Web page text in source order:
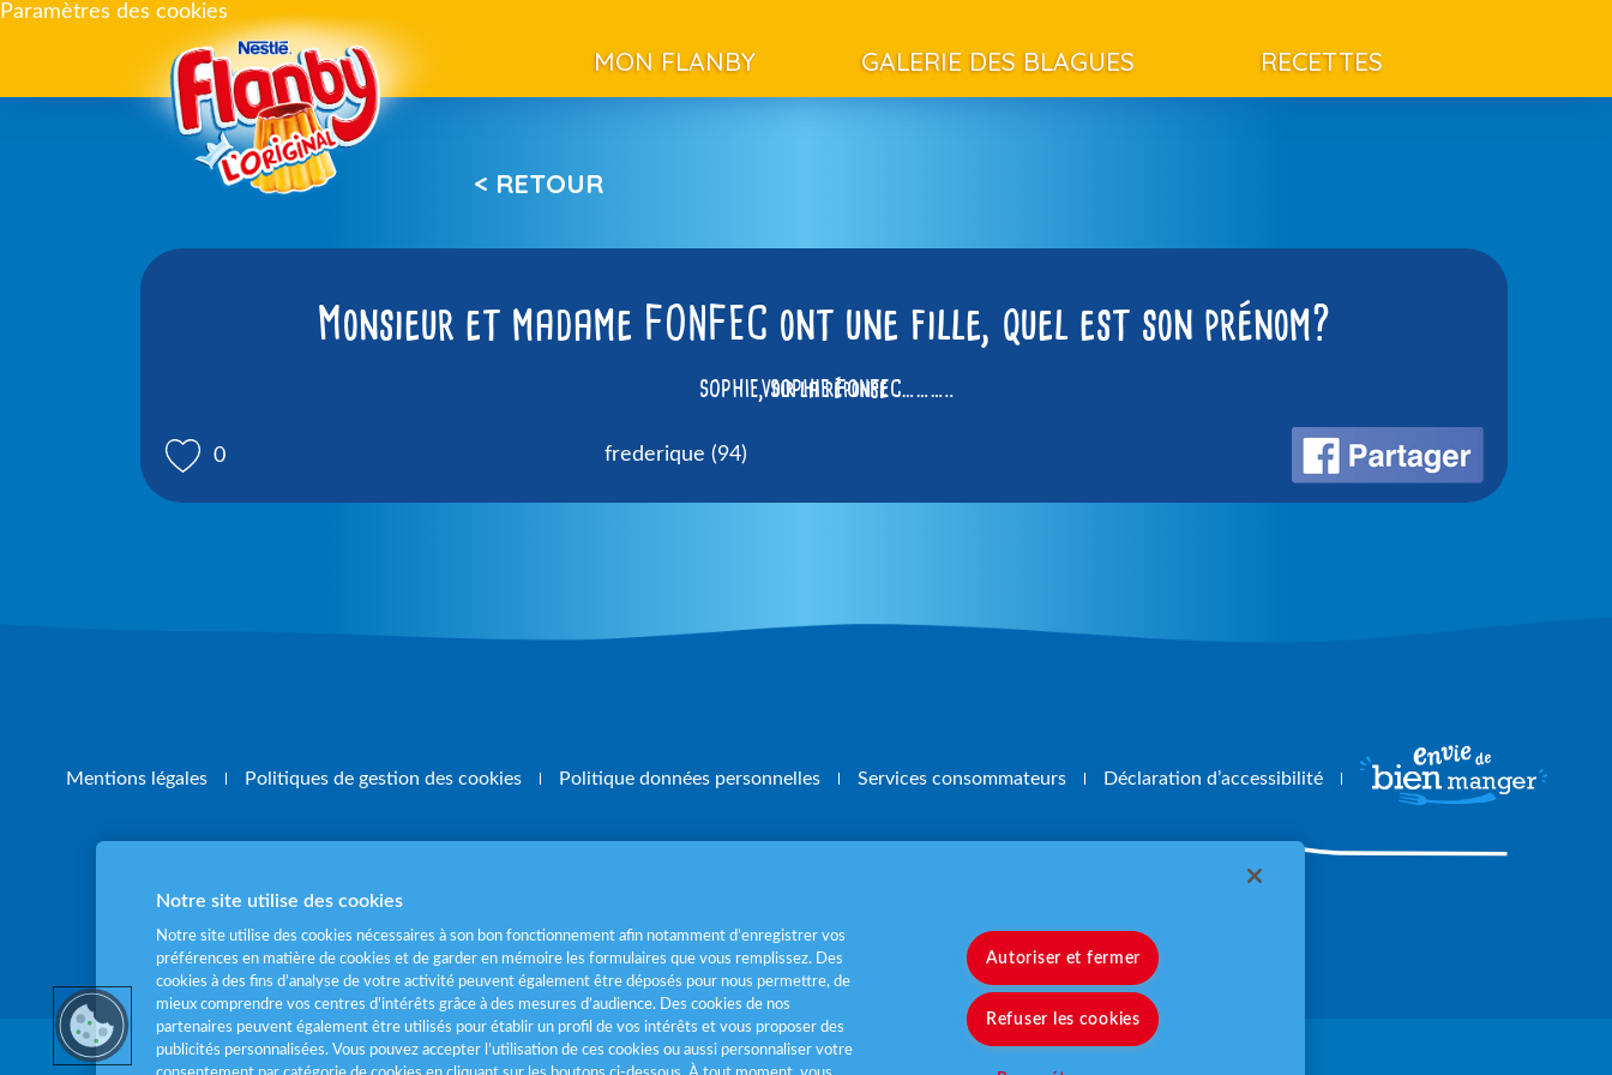
Paramètres des cookies
MON FLANBY GALERIE DES BLAGUES RECETTES
< RETOUR
Monsieur et madame FONFEC ont une fille, quel est son prénom?
Voir la réponse
SOPHIE, SOPHIE FONFEC………..
0 frederique (94)
Mentions légales Politiques de gestion des cookies Politique données personnelles Services consommateurs Déclaration d’accessibilité
Pour votre santé, mangez 5 fruits et légumes par jourwww.mangerbouger.fr
Notre site utilise des cookies
Notre site utilise des cookies nécessaires à son bon fonctionnement afin notamment d’enregistrer vos
préférences en matière de cookies et de garder en mémoire les formulaires que vous remplissez. Des
cookies à des fins d’analyse de votre activité peuvent également être déposés pour nous permettre, de
mieux comprendre vos centres d'intérêts grâce à des mesures d’audience. Des cookies de nos
partenaires peuvent également être utilisés pour établir un profil de vos intérêts et vous proposer des
publicités personnalisées. Vous pouvez accepter l’utilisation de ces cookies ou aussi personnaliser votre
Autoriser et fermer
Refuser les cookies